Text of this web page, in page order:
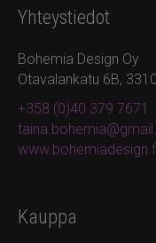
Yhteystiedot
Bohemia Design Oy
Otavalankatu 6B,
+358 (0)40 379 7671
Kauppa